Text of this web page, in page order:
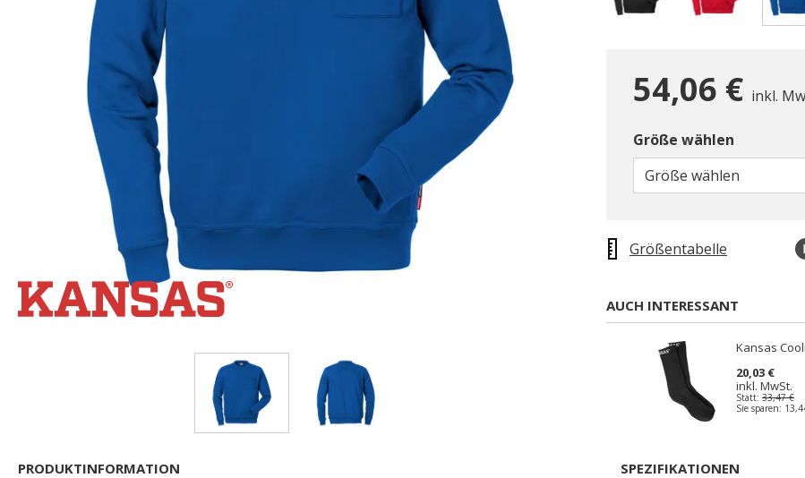
54,06 € inkl.
Größe wählen
Größe wählen
Größentabelle
AUCH INTERESSANT
Kansas
20,03 €
inkl. MwSt.
Statt: 33,47 €
Sie sparen:
PRODUKTINFORMATION SPEZIFIKATIONEN